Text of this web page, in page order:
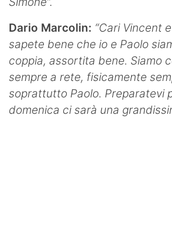
Dario Marcolin: “Cari Vincent
sapete bene che io e Paolo
coppia, assortita bene. Siamo
sempre a rete, fisicamente
soprattutto Paolo. Preparatevi
domenica ci sarà una